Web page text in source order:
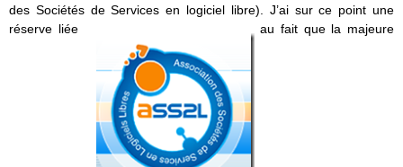
des Sociétés de Services en logiciel libre). J’ai sur ce point une
réserve liée
au fait que la majeure